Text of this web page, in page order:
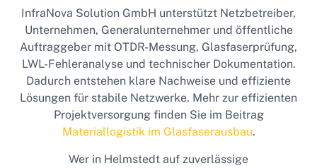
InfraNova Solution GmbH unterstützt Netzbetreiber,
Unternehmen, Generalunternehmer und öffentliche
Auftraggeber mit OTDR-Messung, Glasfaserprüfung,
LWL-Fehleranalyse und technischer Dokumentation.
Dadurch entstehen klare Nachweise und effiziente
Lösungen für stabile Netzwerke. Mehr zur effizienten
Projektversorgung finden Sie im Beitrag
Materiallogistik im Glasfaserausbau.
Wer in Helmstedt auf zuverlässige